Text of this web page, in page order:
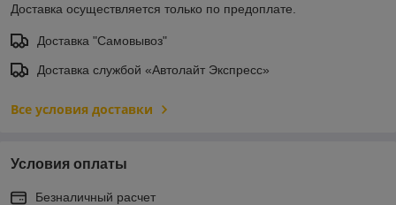
Доставка осуществляется только по предоплате.
Доставка "Самовывоз"
Доставка службой «Автолайт Экспресс»
Все условия доставки
Условия оплаты
Безналичный расчет